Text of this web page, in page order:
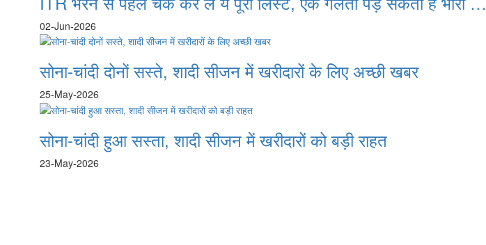
02-Jun-2026
सोना-चांदी दोनों सस्ते, शादी सीजन में खरीदारों के लिए अच्छी खबर
25-May-2026
सोना-चांदी हुआ सस्ता, शादी सीजन में खरीदारों को बड़ी राहत
23-May-2026